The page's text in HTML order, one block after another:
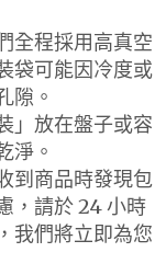
全程採用高真空
袋可能因冷度或
隙。
」放在盤子或容
淨。
到商品時發現包
，請於 24 小時
我們將立即為您